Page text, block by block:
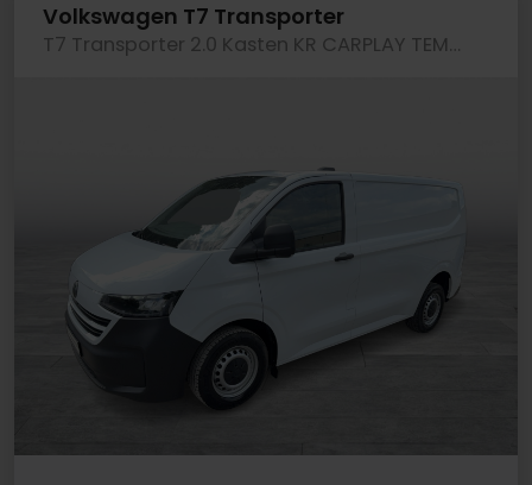
Volkswagen T7 Transporter
T7 Transporter 2.0 Kasten KR CARPLAY TEMPOMAT